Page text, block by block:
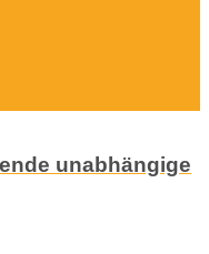
unabhängige